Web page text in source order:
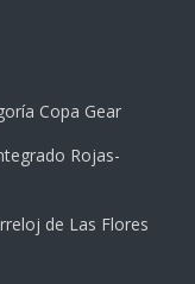
Copa Gear
Rojas-
de Las Flores